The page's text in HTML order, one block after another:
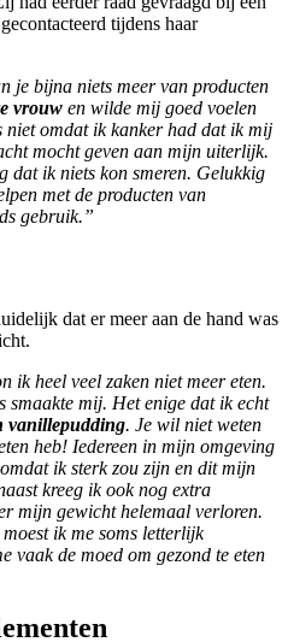
tijdens haar
je bijna niets meer van producten
vrouw en wilde mij goed voelen
niet omdat ik kanker had dat ik mij
mocht geven aan mijn uiterlijk.
dat ik niets kon smeren. Gelukkig
met de producten van
gebruik.”
dat er meer aan de hand was
ik heel veel zaken niet meer eten.
smaakte mij. Het enige dat ik echt
vanillepudding. Je wil niet weten
heb! Iedereen in mijn omgeving
ik sterk zou zijn en dit mijn
kreeg ik ook nog extra
mijn gewicht helemaal verloren.
ik me soms letterlijk
vaak de moed om gezond te eten